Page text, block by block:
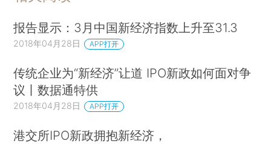
报告显示：3月中国新经济指数上升至31.3
2018年04月28日 APP打开
传统企业为“新经济”让道 IPO新政如何面对争
议丨数据通特供
2018年04月28日 APP打开
港交所IPO新政拥抱新经济，